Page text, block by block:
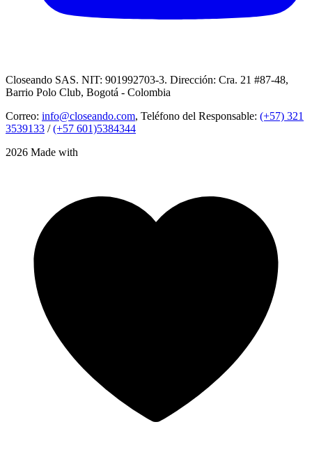
Closeando SAS. NIT: 901992703-3. Dirección: Cra. 21 #87-48,
Barrio Polo Club, Bogotá - Colombia
Correo: info@closeando.com, Teléfono del Responsable: (+57) 321
3539133 /(+57 601)5384344
2026 Made with